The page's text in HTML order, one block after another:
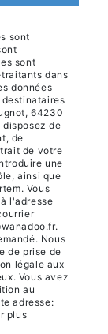
sont
sont
dans
données
64230
disposez de
de
de votre
une
ainsi que
Vous
l'adresse
Nous
de prise de
légale aux
Vous avez
au
adresse:
plus